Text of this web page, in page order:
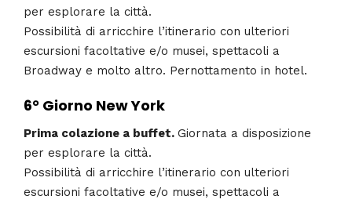
per esplorare la città.
Possibilità di arricchire l’itinerario con ulteriori
escursioni facoltative e/o musei, spettacoli a
Broadway e molto altro. Pernottamento in hotel.
6° Giorno New York
Prima colazione a buffet. Giornata a disposizione
per esplorare la città.
Possibilità di arricchire l’itinerario con ulteriori
escursioni facoltative e/o musei, spettacoli a